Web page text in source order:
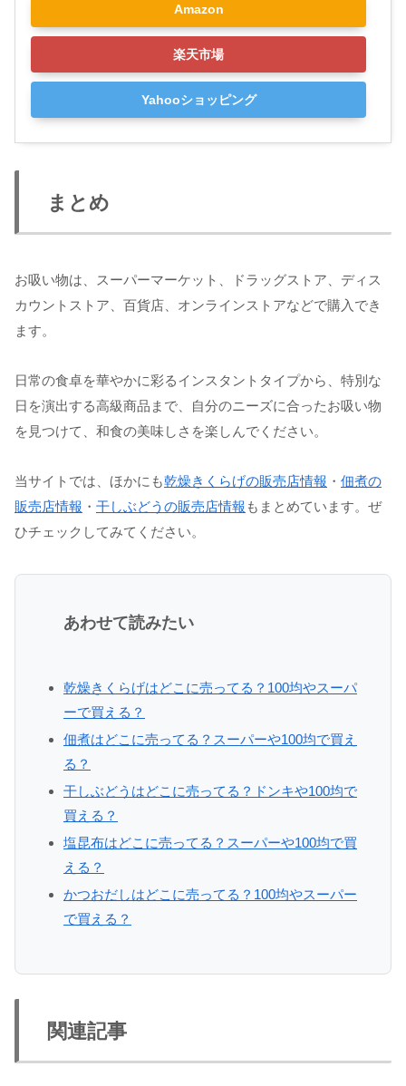
Amazon
楽天市場
Yahooショッピング
まとめ
お吸い物は、スーパーマーケット、ドラッグストア、ディス
カウントストア、百貨店、オンラインストアなどで購入でき
ます。
日常の食卓を華やかに彩るインスタントタイプから、特別な
日を演出する高級商品まで、自分のニーズに合ったお吸い物
を見つけて、和食の美味しさを楽しんでください。
当サイトでは、ほかにも乾燥きくらげの販売店情報 ・ 佃煮の
販売店情報 ・ 干しぶどうの販売店情報 もまとめています。ぜ
ひチェックしてみてください。
あわせて読みたい
乾燥きくらげはどこに売ってる？100均やスーパ
ーで買える？
佃煮はどこに売ってる？スーパーや100均で買え
る？
干しぶどうはどこに売ってる？ドンキや100均で
買える？
塩昆布はどこに売ってる？スーパーや100均で買
える？
かつおだしはどこに売ってる？100均やスーパー
で買える？
関連記事